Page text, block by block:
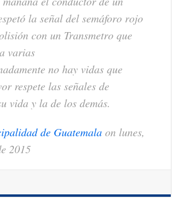
la señal del semáforo rojo
con un Transmetro que
varias
no hay vidas que
respete las señales de
vida y la de los demás.
de Guatemala on lunes,
2015